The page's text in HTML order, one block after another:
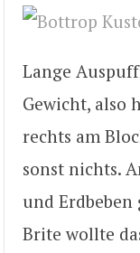
Lange
Gewicht, also
rechts am
sonst nichts.
und
Brite wollte